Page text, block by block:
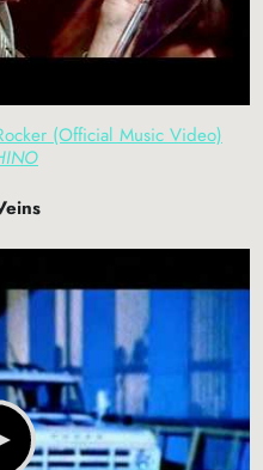
(Official Music Video)